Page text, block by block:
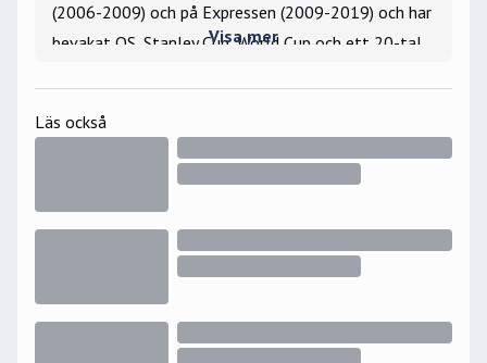
(2006-2009) och på Expressen (2009-2019) och har
bevakat OS, Stanley Cup, World Cup och ett 20-tal
Larionov under gästspelet i Hockeyettan 2006.
Visa mer
Läs också